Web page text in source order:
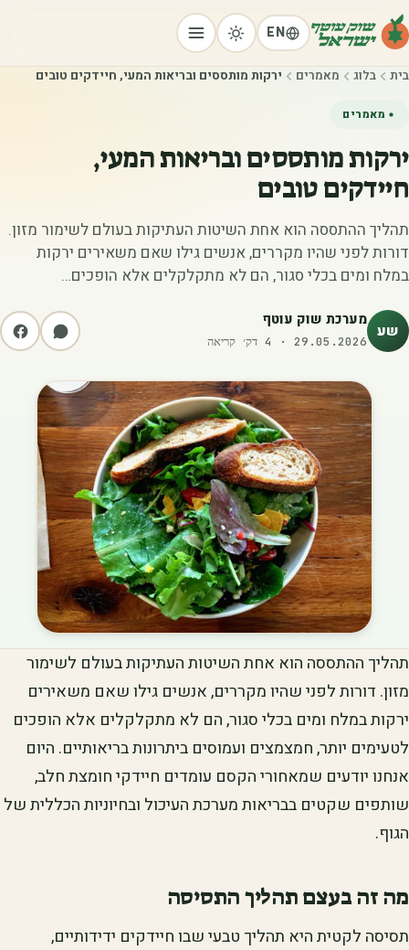
EN
בית בלוג מאמרים ירקות מותססים ובריאות המעי, חיידקים טובים
מאמרים
ירקות מותססים ובריאות המעי,
חיידקים טובים
תהליך ההתססה הוא אחת השיטות העתיקות בעולם לשימור מזון.
דורות לפני שהיו מקררים, אנשים גילו שאם משאירים ירקות
במלח ומים בכלי סגור, הם לא מתקלקלים אלא הופכים…
שע מערכת שוק עוטף
29.05.2026
·
4 דק׳ קריאה
תהליך ההתססה הוא אחת השיטות העתיקות בעולם לשימור
מזון. דורות לפני שהיו מקררים, אנשים גילו שאם משאירים
ירקות במלח ומים בכלי סגור, הם לא מתקלקלים אלא הופכים
לטעימים יותר, חמצמצים ועמוסים ביתרונות בריאותיים. היום
אנחנו יודעים שמאחורי הקסם עומדים חיידקי חומצת חלב,
שותפים שקטים בבריאות מערכת העיכול ובחיוניות הכללית של
הגוף.
מה זה בעצם תהליך התסיסה
תסיסה לקטית היא תהליך טבעי שבו חיידקים ידידותיים,